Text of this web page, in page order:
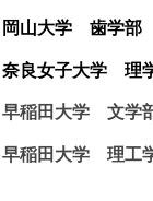
岡山大学 歯学
奈良女子大学 理
早稲田大学 文学
早稲田大学 理工